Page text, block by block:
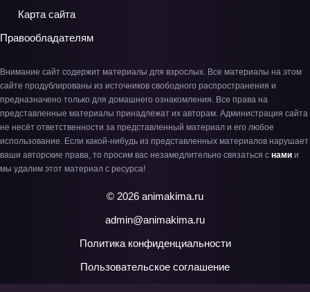
Карта сайта
Правообладателям
Внимание сайт содержит материалы для взрослых. Все материалы на этом
сайте продублированы из источников свободного распространения и
предназначено только для домашнего ознакомления. Все права на
представленные материалы принадлежат их авторам. Администрация сайта
не несёт ответственности за представленный материал и его любое
использование. Если какой-нибудь из представленных материалов нарушает
ваши авторские права, то просим вас незамедлительно связаться с нами и
мы удалим этот материал с ресурса!
© 2026 animakima.ru
admin@animakima.ru
Политика конфиденциальности
Пользовательское соглашение